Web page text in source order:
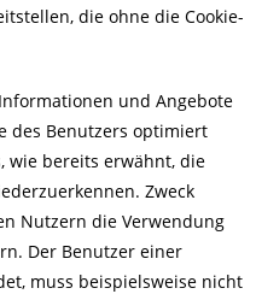
die ohne die Cookie-
und Angebote
des Benutzers optimiert
wie bereits erwähnt, die
Zweck
Nutzern die Verwendung
Der Benutzer einer
muss beispielsweise nicht